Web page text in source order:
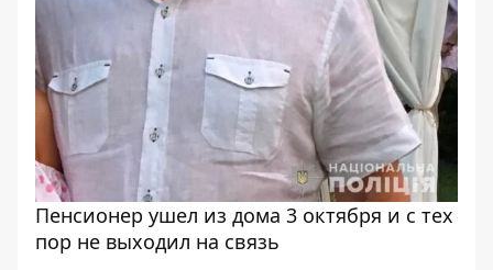
Пенсионер ушел из дома 3 октября и с тех
пор не выходил на связь